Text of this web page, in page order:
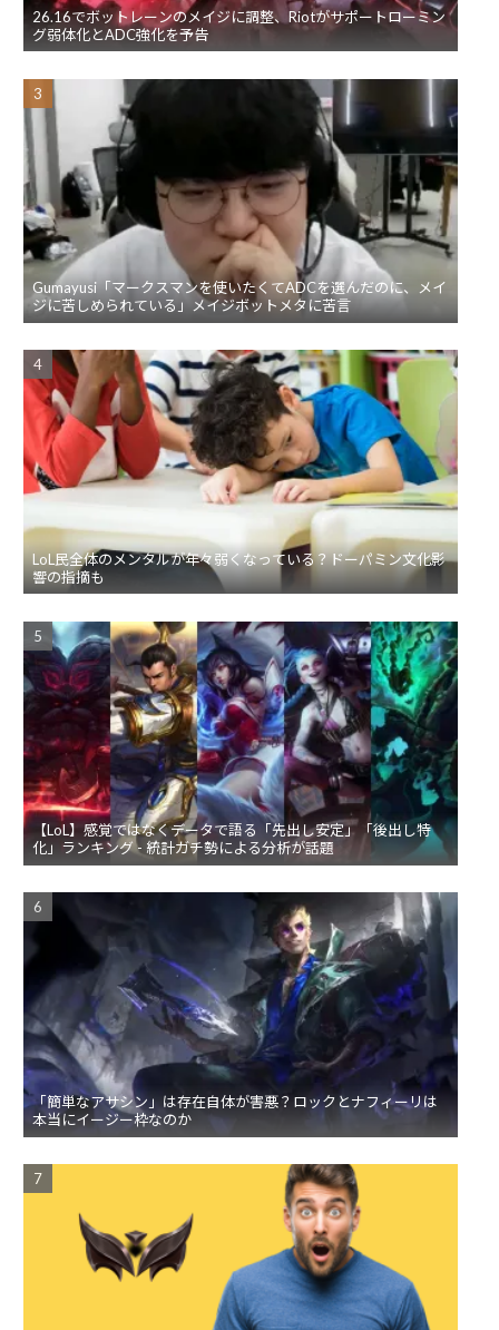
26.16でボットレーンのメイジに調整、Riotがサポートローミン
グ弱体化とADC強化を予告
Gumayusi「マークスマンを使いたくてADCを選んだのに、メイ
ジに苦しめられている」メイジボットメタに苦言
LoL民全体のメンタルが年々弱くなっている？ドーパミン文化影
響の指摘も
【LoL】感覚ではなくデータで語る「先出し安定」「後出し特
化」ランキング - 統計ガチ勢による分析が話題
「簡単なアサシン」は存在自体が害悪？ロックとナフィーリは
本当にイージー枠なのか